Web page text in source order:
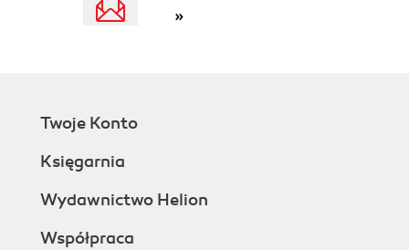
»
Twoje Konto
Księgarnia
Wydawnictwo Helion
Współpraca